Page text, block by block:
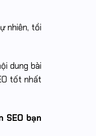
nhiên, tồi
dung bài
tốt nhất
SEO bạn